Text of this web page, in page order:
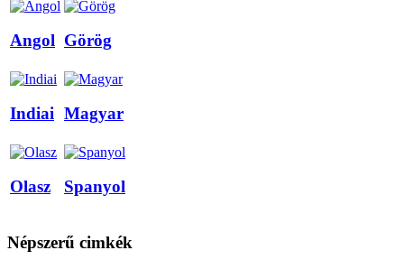
Angol Görög
Indiai Magyar
Olasz Spanyol
Népszerű cimkék